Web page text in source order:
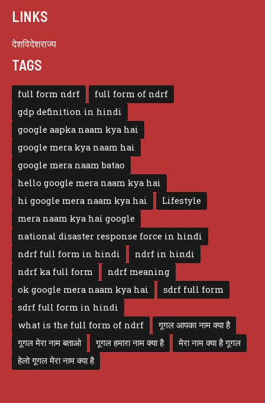
LINKS
देशविदेशराज्य
TAGS
full form ndrf
full form of ndrf
gdp definition in hindi
google aapka naam kya hai
google mera kya naam hai
google mera naam batao
hello google mera naam kya hai
hi google mera naam kya hai
Lifestyle
mera naam kya hai google
national disaster response force in hindi
ndrf full form in hindi
ndrf in hindi
ndrf ka full form
ndrf meaning
ok google mera naam kya hai
sdrf full form
sdrf full form in hindi
what is the full form of ndrf
गूगल आपका नाम क्या है
गूगल मेरा नाम बताओ
गूगल हमारा नाम क्या है
मेरा नाम क्या है गूगल
हेलो गूगल मेरा नाम क्या है